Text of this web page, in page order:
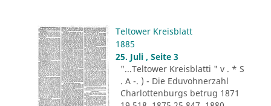
Teltower Kreisblatt
1885
25. Juli , Seite 3
"...Teltower Kreisblatti " v . * S
. A -. ) - Die Eduvohnerzahl
Charlottenburgs betrug 1871